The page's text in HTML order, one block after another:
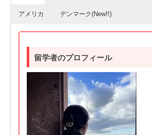
アメリカ デンマーク(New!!)
留学者のプロフィール